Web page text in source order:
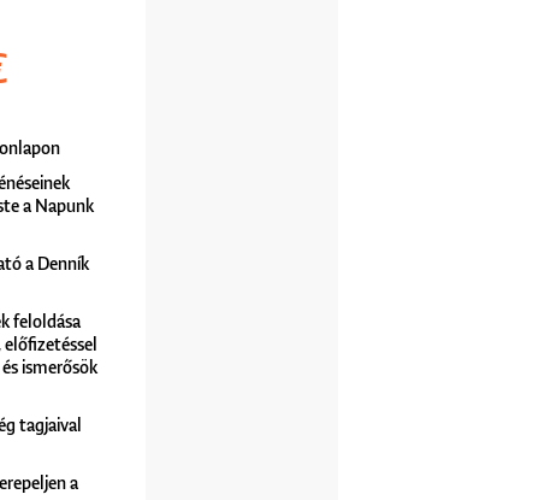
a Napunk
a Denník
feloldása
ismerősök
tagjaival
a